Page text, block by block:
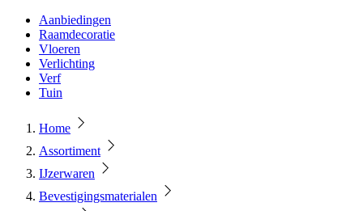
Aanbiedingen
Raamdecoratie
Vloeren
Verlichting
Verf
Tuin
Home
Assortiment
IJzerwaren
Bevestigingsmaterialen